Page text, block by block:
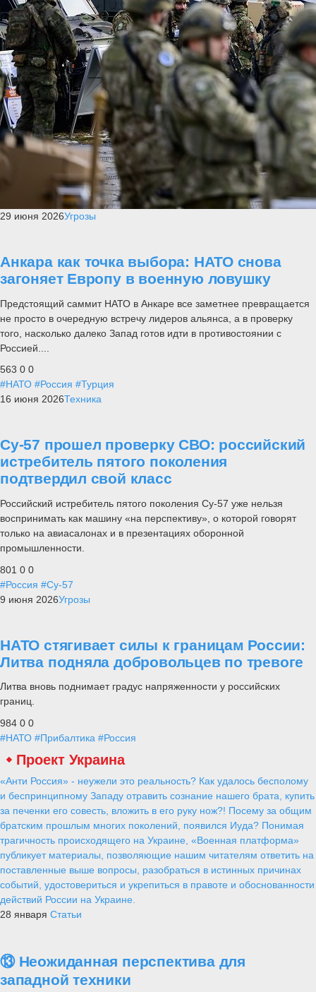
29 июня 2026Угрозы
Анкара как точка выбора: НАТО снова
загоняет Европу в военную ловушку
Предстоящий саммит НАТО в Анкаре все заметнее превращается
не просто в очередную встречу лидеров альянса, а в проверку
того, насколько далеко Запад готов идти в противостоянии с
Россией....
563 0 0
#НАТО #Россия #Турция
16 июня 2026Техника
Су-57 прошел проверку СВО: российский
истребитель пятого поколения
подтвердил свой класс
Российский истребитель пятого поколения Су-57 уже нельзя
воспринимать как машину «на перспективу», о которой говорят
только на авиасалонах и в презентациях оборонной
промышленности.
801 0 0
#Россия #Су-57
9 июня 2026Угрозы
НАТО стягивает силы к границам России:
Литва подняла добровольцев по тревоге
Литва вновь поднимает градус напряженности у российских
границ.
984 0 0
#НАТО #Прибалтика #Россия
Проект Украина
«Анти Россия» - неужели это реальность? Как удалось бесполому
и беспринципному Западу отравить сознание нашего брата, купить
за печенки его совесть, вложить в его руку нож?! Посему за общим
братским прошлым многих поколений, появился Иуда? Понимая
трагичность происходящего на Украине, «Военная платформа»
публикует материалы, позволяющие нашим читателям ответить на
поставленные выше вопросы, разобраться в истинных причинах
событий, удостовериться и укрепиться в правоте и обоснованности
действий России на Украине.
28 января Статьи
⑬ Неожиданная перспектива для
западной техники